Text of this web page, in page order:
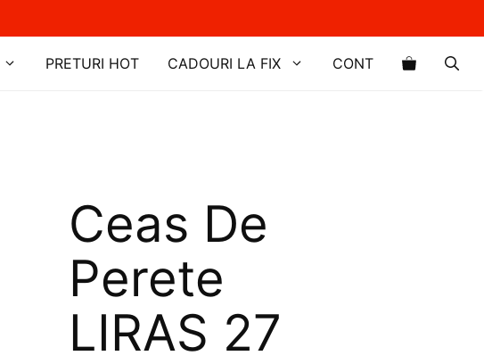
PRETURI HOT CADOURI LA FIX CONT
Ceas De
Perete
LIRAS 27